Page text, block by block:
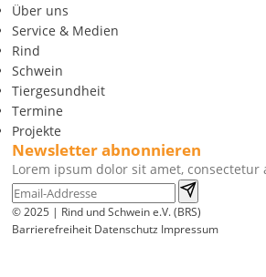
Über uns
Service & Medien
Rind
Schwein
Tiergesundheit
Termine
Projekte
Newsletter abnonnieren
Lorem ipsum dolor sit amet, consectetur
© 2025 | Rind und Schwein e.V. (BRS)
Barrierefreiheit Datenschutz Impressum